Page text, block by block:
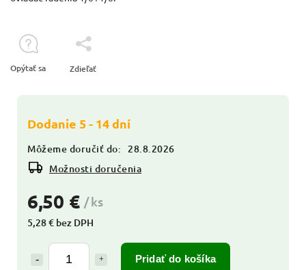
6,50 € / ks
5,28 € bez DPH
Pridať do košíka
Dodanie 5 - 14 dní
Môžeme doručiť do:
28.8.2026
Možnosti doručenia
Opýtať sa Zdieľať